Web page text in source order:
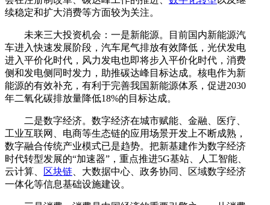
续稳定和扩大消费等方面较为关注。
未来三大投资机会：一是新能源。目前国内新能源汽
车进入快速发展阶段，汽车尾气排放有效降低，光伏发电
进入平价化时代，风力发电也即将步入平价化时代，消费
侧和发电侧同时发力，助推碳达峰目标达成。核电作为新
能源的有效补充，有利于完善我国新能源体系，促进2030
年二氧化碳排放量降低18%的目标达成。
二是数字经济。数字经济在城市赋能、金融、医疗、
工业互联网、电商等生态链的应用场景开发上不断成熟，
数字融合传统产业模式已是趋势。把新基建作为数字经济
时代转型发展的“加速器”，重点推进5G基站、人工智能、
云计算、
区块链 、大数据中心、政务协同、区域数字经济
一体化等信息基础设施建设。